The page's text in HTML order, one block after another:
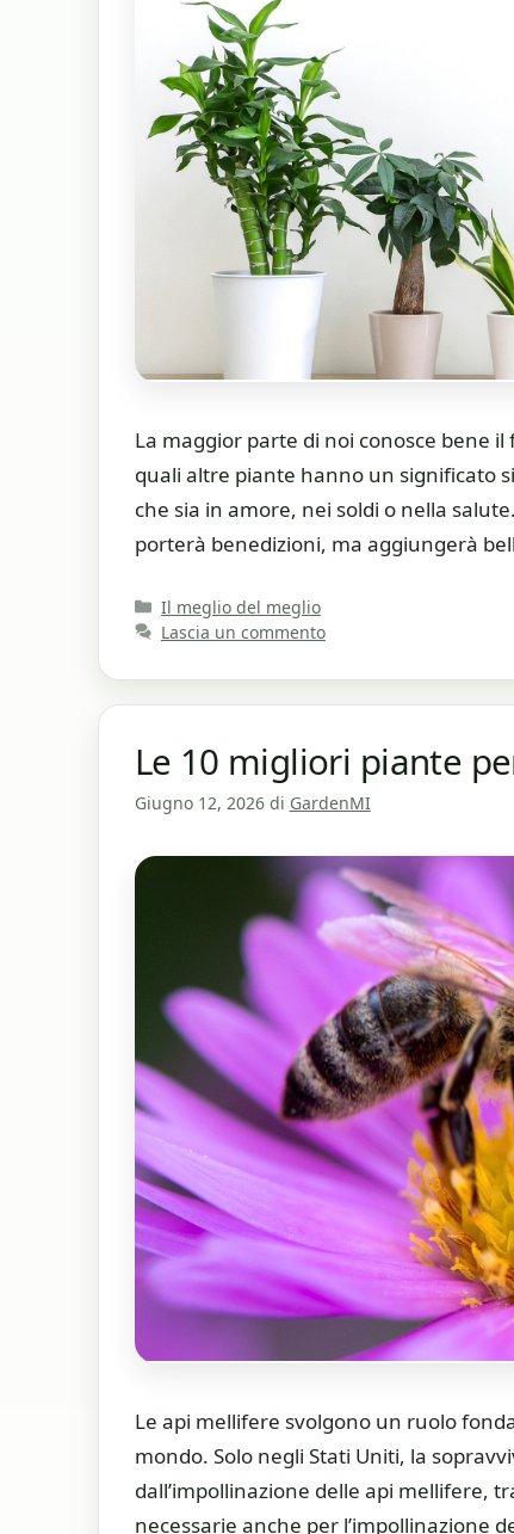
La maggior parte di noi conosce bene
quali altre piante hanno un significato
che sia in amore, nei soldi o nella
porterà benedizioni, ma aggiungerà
Categorie
Il meglio del meglio
Lascia un commento
Le 10 migliori piante
Giugno 12, 2026 di GardenMI
Le api mellifere svolgono un ruolo
mondo. Solo negli Stati Uniti, la
dall’impollinazione delle api mellifere,
necessarie anche per l’impollinazione